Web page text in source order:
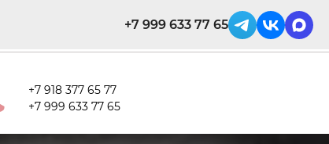
+7 999 633 77 65
+7 918 377 65 77
+7 999 633 77 65